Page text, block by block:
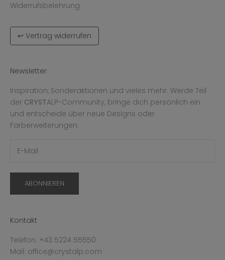
Widerrufsbelehrung
↩ Vertrag widerrufen
Newsletter
Inspiration, Sonderaktionen und vieles mehr. Werde Teil
der CRYSTALP-Community, bringe dich persönlich ein
und entscheide über neue Designs oder
Farberweiterungen.
ABONNIEREN
Kontakt
Telefon: +43 5224 55550
Mail: office@crystalp.com